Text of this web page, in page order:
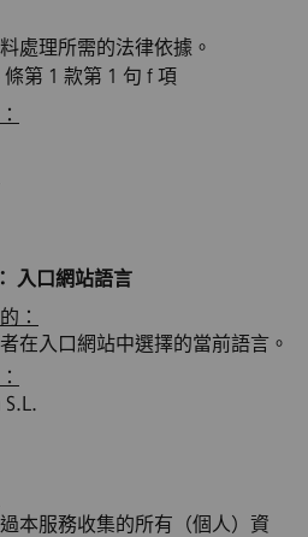
處理所需的法律依據。
條第 1 款第 1 句 f 項
入口網站語言
：
在入口網站中選擇的當前語言。
本服務收集的所有（個人）資